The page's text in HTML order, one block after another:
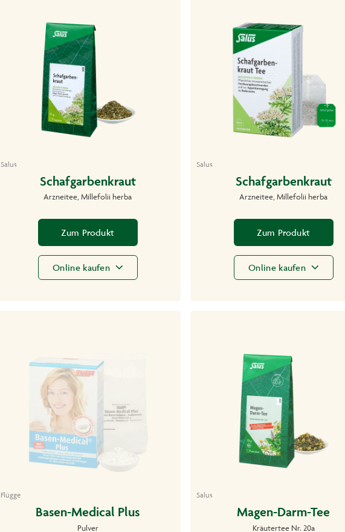
Salus
Schafgarbenkraut
Arzneitee, Millefolii herba
Zum Produkt
Online kaufen
Salus
Schafgarbenkraut
Arzneitee, Millefolii herba
Zum Produkt
Online kaufen
Flügge
Basen-Medical Plus
Pulver
Salus
Magen-Darm-Tee
Kräutertee Nr. 20a